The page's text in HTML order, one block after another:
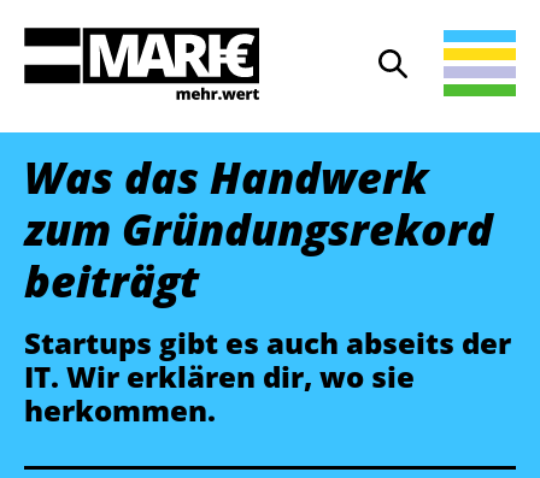
Suche öffnen
Suche
Was das Handwerk
zum Gründungsrekord
beiträgt
Startups gibt es auch abseits der
IT. Wir erklären dir, wo sie
herkommen.